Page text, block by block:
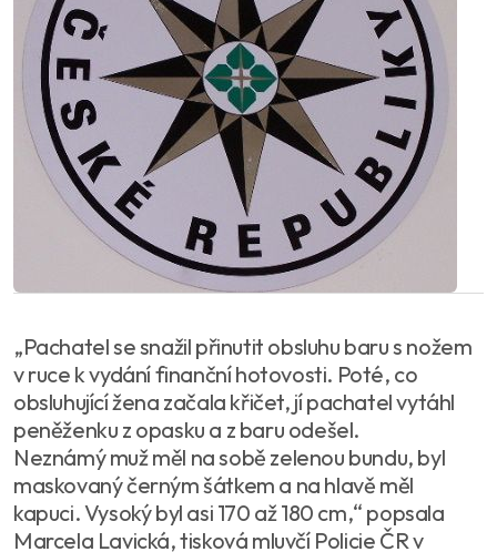
„Pachatel se snažil přinutit obsluhu baru s nožem
v ruce k vydání finanční hotovosti. Poté, co
obsluhující žena začala křičet, jí pachatel vytáhl
peněženku z opasku a z baru odešel.
Neznámý muž měl na sobě zelenou bundu, byl
maskovaný černým šátkem a na hlavě měl
kapuci. Vysoký byl asi 170 až 180 cm,“ popsala
Marcela Lavická, tisková mluvčí Policie ČR v